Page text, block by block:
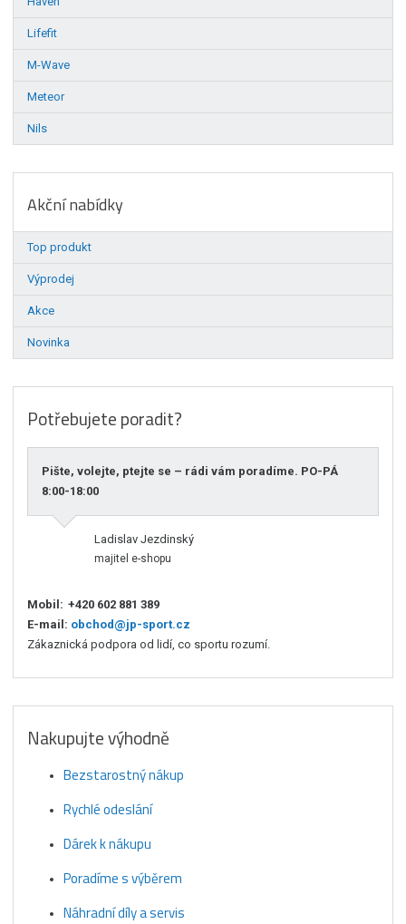
Lifefit
M-Wave
Meteor
Nils
Akční nabídky
Top produkt
Výprodej
Akce
Novinka
Potřebujete poradit?
Pište, volejte, ptejte se – rádi vám poradíme. PO-PÁ
8:00-18:00
Ladislav Jezdinský
majitel e-shopu
Mobil: +420 602 881 389
E-mail: obchod@jp-sport.cz
Zákaznická podpora od lidí, co sportu rozumí.
Nakupujte výhodně
Bezstarostný nákup
Rychlé odeslání
Dárek k nákupu
Poradíme s výběrem
Náhradní díly a servis